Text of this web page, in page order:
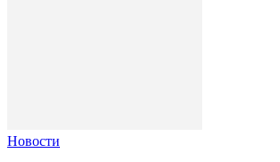
Новости